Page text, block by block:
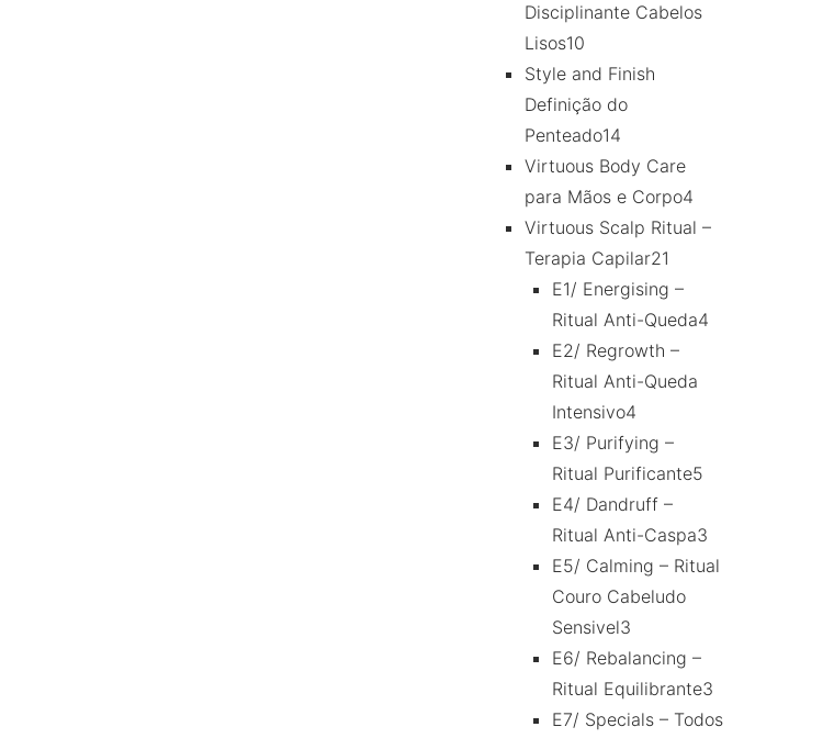
Disciplinante Cabelos
Lisos10
Style and Finish
Definição do
Penteado14
Virtuous Body Care
para Mãos e Corpo4
Virtuous Scalp Ritual –
Terapia Capilar21
E1/ Energising –
Ritual Anti-Queda4
E2/ Regrowth –
Ritual Anti-Queda
Intensivo4
E3/ Purifying –
Ritual Purificante5
E4/ Dandruff –
Ritual Anti-Caspa3
E5/ Calming – Ritual
Couro Cabeludo
Sensivel3
E6/ Rebalancing –
Ritual Equilibrante3
E7/ Specials – Todos